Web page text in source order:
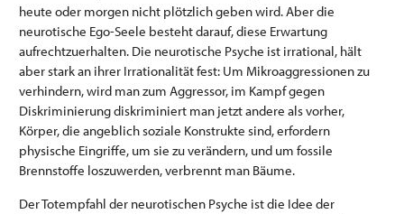
heute oder morgen nicht plötzlich geben wird. Aber die
neurotische Ego-Seele besteht darauf, diese Erwartung
aufrechtzuerhalten. Die neurotische Psyche ist irrational, hält
aber stark an ihrer Irrationalität fest: Um Mikroaggressionen zu
verhindern, wird man zum Aggressor, im Kampf gegen
Diskriminierung diskriminiert man jetzt andere als vorher,
Körper, die angeblich soziale Konstrukte sind, erfordern
physische Eingriffe, um sie zu verändern, und um fossile
Brennstoffe loszuwerden, verbrennt man Bäume.
Der Totempfahl der neurotischen Psyche ist die Idee der